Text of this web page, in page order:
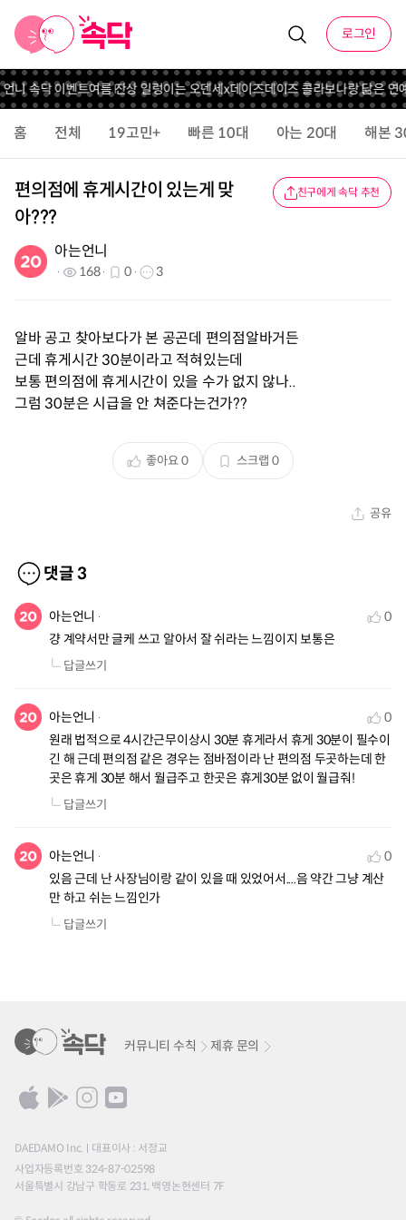
로그인
니 속닥 이벤트여름 잔상 일렁이는 오덴세x데이즈데이즈 콜라보나랑 닮은 연
홈 전체 19고민+ 빠른 10대 아는 20대 해본
편의점에 휴게시간이 있는게 맞
아???
친구에게 속닥 추천
아는언니
168 0 3
알바 공고 찾아보다가 본 공곤데 편의점알바거든
근데 휴게시간 30분이라고 적혀있는데
보통 편의점에 휴게시간이 있을 수가 없지 않나..
그럼 30분은 시급을 안 쳐준다는건가??
좋아요0 스크랩 0
공유
댓글3
아는언니
0
걍 계약서만 글케 쓰고 알아서 잘 쉬라는 느낌이지 보통은
답글쓰기
아는언니
0
원래 법적으로 4시간근무이상시 30분 휴게라서 휴게 30분이 필수이
긴 해 근데 편의점 같은 경우는 점바점이라 난 편의점 두곳하는데 한
곳은 휴게 30분 해서 월급주고 한곳은 휴게30분 없이 월급줘!
답글쓰기
아는언니
0
있음 근데 난 사장님이랑 같이 있을 때 있었어서....음 약간 그냥 계산
만 하고 쉬는 느낌인가
답글쓰기
커뮤니티 수칙 제휴 문의
DAEDAMO Inc.
대표이사 : 서정교
사업자등록번호 324-87-02598
서울특별시 강남구 학동로 231, 백영논현센터 7F